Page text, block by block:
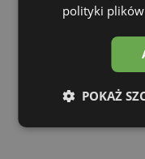
polityki
POKAŻ